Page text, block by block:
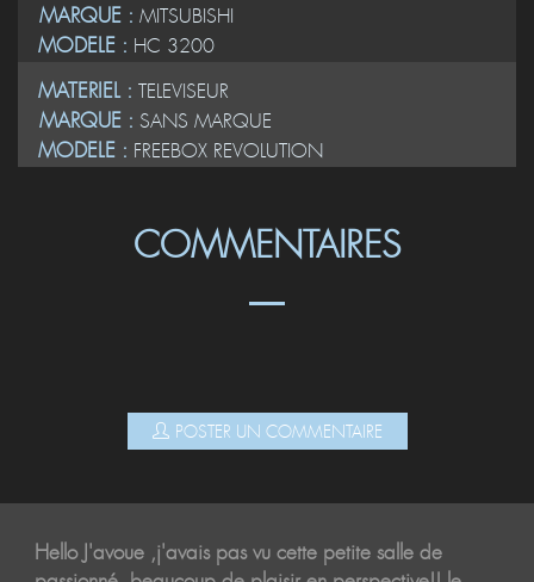
MARQUE : MITSUBISHI
MODELE : HC 3200
MATERIEL : TELEVISEUR
MARQUE : SANS MARQUE
MODELE : FREEBOX REVOLUTION
COMMENTAIRES
POSTER UN COMMENTAIRE
Hello J'avoue ,j'avais pas vu cette petite salle de